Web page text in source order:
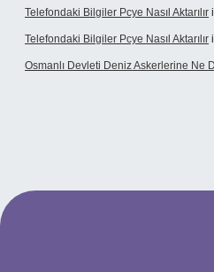
Telefondaki Bilgiler Pcye Nasıl Aktarılır
Telefondaki Bilgiler Pcye Nasıl Aktarılır
Osmanlı Devleti Deniz Askerlerine Ne
giriş